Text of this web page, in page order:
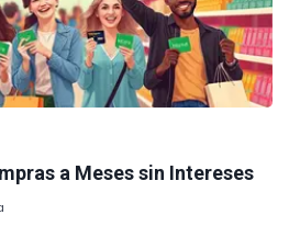
a Meses sin Intereses